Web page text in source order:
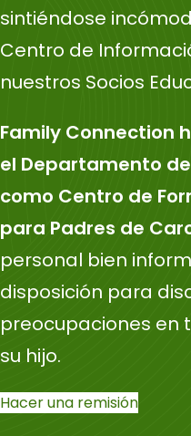
sintiéndose
Centro de
nuestros Socios
Family Connection
el Departamento de
como Centro de
para Padres de
personal bien
disposición para
preocupaciones en
su hijo.
Hacer una remisión